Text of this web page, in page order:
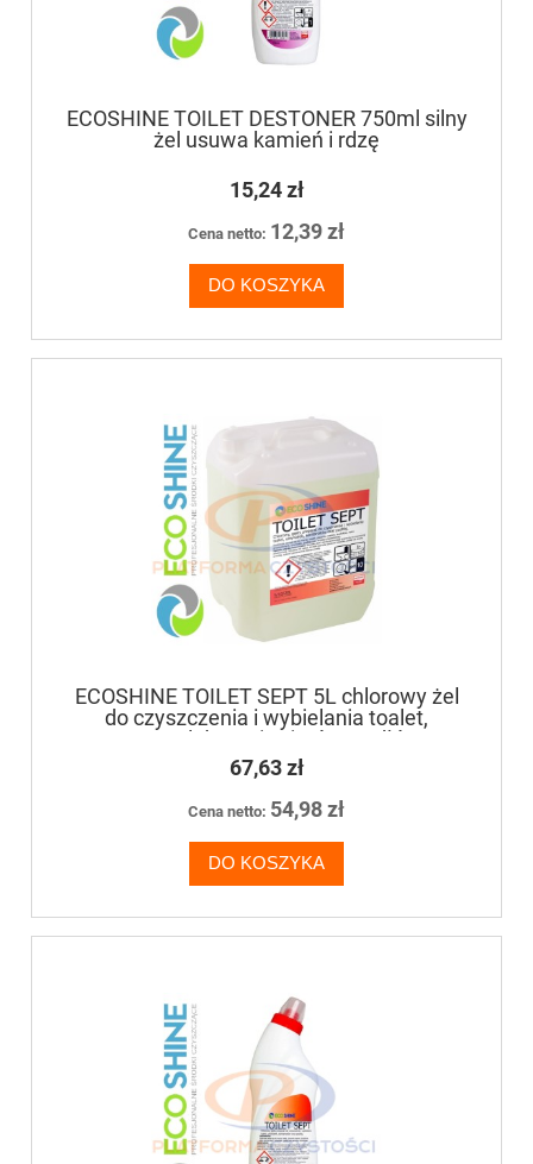
ECOSHINE TOILET DESTONER 750ml silny
żel usuwa kamień i rdzę
15,24 zł
Cena netto: 12,39 zł
DO KOSZYKA
ECOSHINE TOILET SEPT 5L chlorowy żel
do czyszczenia i wybielania toalet,
umywalek, sanitariatów, podłóg
67,63 zł
Cena netto: 54,98 zł
DO KOSZYKA